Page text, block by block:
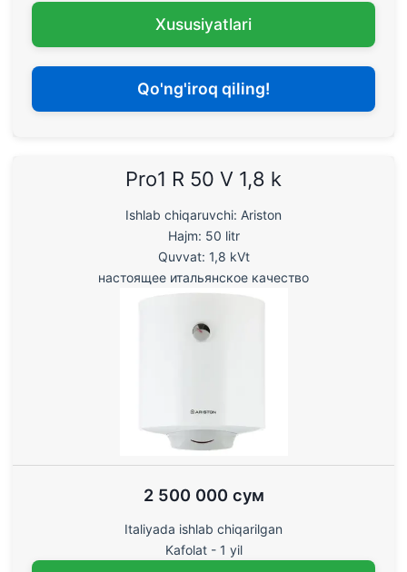
Xususiyatlari
Qo'ng'iroq qiling!
Pro1 R 50 V 1,8 k
Ishlab chiqaruvchi: Ariston
Hajm: 50 litr
Quvvat: 1,8 kVt
настоящее итальянское качество
2 500 000 сум
Italiyada ishlab chiqarilgan
Kafolat - 1 yil